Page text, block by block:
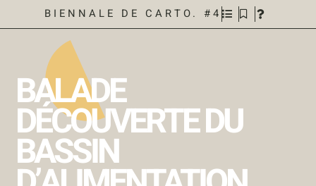
BIENNALE DE CARTO. #4
BALADE
DÉCOUVERTE DU
BASSIN